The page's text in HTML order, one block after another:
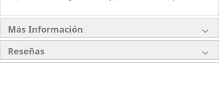
Más Información
Reseñas